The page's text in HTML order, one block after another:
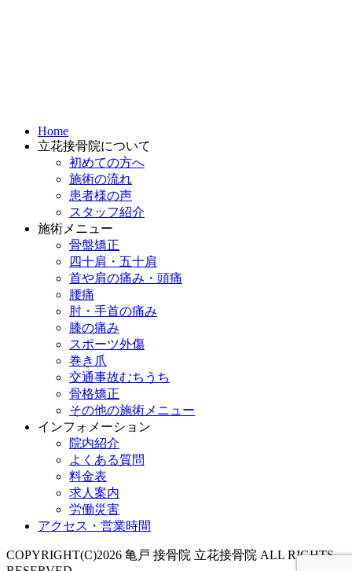
Home
立花接骨院について
初めての方へ
施術の流れ
患者様の声
スタッフ紹介
施術メニュー
骨盤矯正
四十肩・五十肩
首や肩の痛み・頭痛
腰痛
肘・手首の痛み
膝の痛み
スポーツ外傷
巻き爪
交通事故むちうち
骨格矯正
その他の施術メニュー
インフォメーション
院内紹介
よくある質問
料金表
求人案内
労働災害
アクセス・営業時間
COPYRIGHT(C)2026 亀戸 接骨院 立花接骨院 ALL RIGHTS